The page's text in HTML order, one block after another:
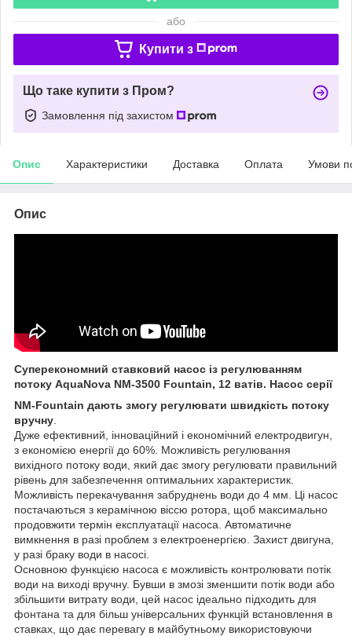
або
Купити з
Що таке купити з Пром?
Замовлення під захистом
Опис Характеристики Доставка Оплата Умови
Опис
Суперекономний ставковий насос із регулюванням
потоку AquaNova NM-3500 Fountain, 12 ватів. Насос серії
NM-Fountain дають змогу регулювати швидкість потоку
вручну
Дуже ефективний, інноваційний і економічний електродвигун,
з економією енергії до 60%. Можливість регулювання
вихідного потоку води, який дає змогу регулювати правильний
рівень для забезпечення оптимальних характеристик.
Можливість перекачування забруднень води до 4 мм. Ці насос
постачаються з керамічною віссю ротора, щоб максимально
продовжити термін експлуатації насоса. Автоматичне
вимкнення в разі проблем з електроенергією. Захист двигуна,
у разі браку води в насосі.
Основною функцією насоса є можливість контролювати потік
води на виході вручну. Бувши в змозі зменшити потік води або
збільшити витрату води, цей насос ідеально підходить для
фонтана та для більш універсальних функцій встановлення в
ставках, що дає перевагу в майбутньому використовуючи